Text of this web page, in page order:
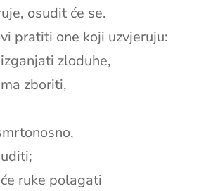
osudit će se.
pratiti one koji uzvjeruju:
zloduhe,
zboriti,
ruke polagati